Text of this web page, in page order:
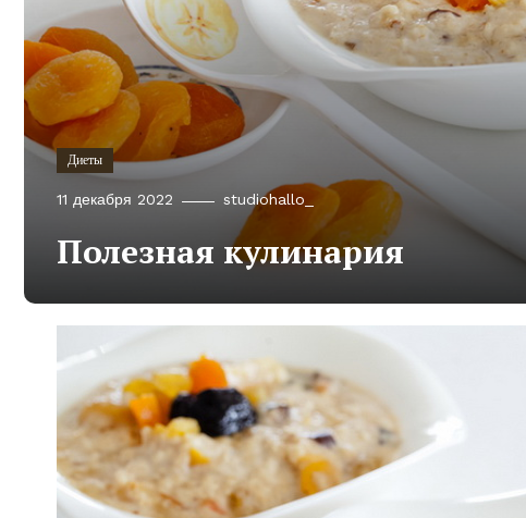
Диеты
11 декабря 2022 studiohallo_
Полезная кулинария